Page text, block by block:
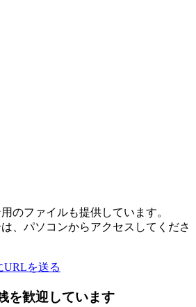
のファイルも提供しています。
、パソコンからアクセスしてくださ
URLを送る
を歓迎しています